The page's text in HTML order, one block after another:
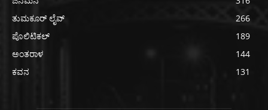
ತುಮಕೂರ್ ಲೈವ್
266
ಪೊಲಿಟಿಕಲ್
189
ಅಂತರಾಳ
144
ಕವನ
131